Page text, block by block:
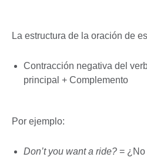
La estructura de la oración de
Contracción negativa del
principal + Complemento
Por ejemplo:
Don’t you want a ride? = ¿No